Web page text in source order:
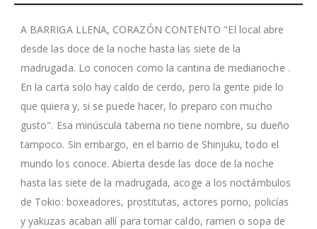
A BARRIGA LLENA, CORAZÓN CONTENTO "El local abre
desde las doce de la noche hasta las siete de la
madrugada. Lo conocen como la cantina de medianoche .
En la carta solo hay caldo de cerdo, pero la gente pide lo
que quiera y, si se puede hacer, lo preparo con mucho
gusto". Esa minúscula taberna no tiene nombre, su dueño
tampoco. Sin embargo, en el barrio de Shinjuku, todo el
mundo los conoce. Abierta desde las doce de la noche
hasta las siete de la madrugada, acoge a los noctámbulos
de Tokio: boxeadores, prostitutas, actores porno, policías
y yakuzas acaban allí para tomar caldo, ramen o sopa de